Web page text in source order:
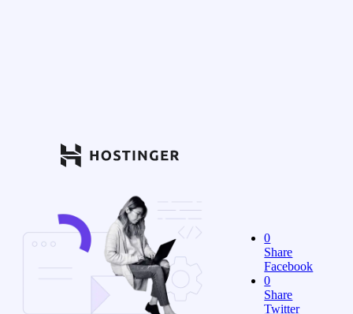
0
Share
Facebook
0
Share
Twitter